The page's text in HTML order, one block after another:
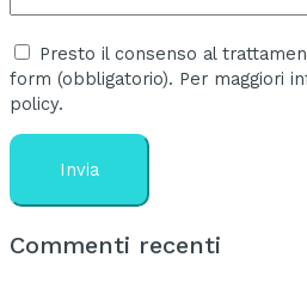
Presto il consenso al
form (obbligatorio). Per maggiori
policy.
Commenti recenti